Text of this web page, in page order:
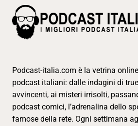
Podcast-italia.com è la vetrina
podcast italiani: dalle indagini di
avvincenti, ai misteri irrisolti,
podcast comici, l’adrenalina dello
famose della rete. Ogni settimana